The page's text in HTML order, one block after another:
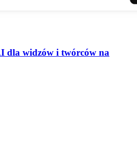
dla widzów i twórców na